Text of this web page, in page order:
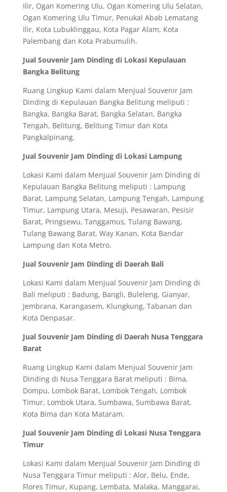
Ilir, Ogan Komering Ulu, Ogan Komering Ulu Selatan,
Ogan Komering Ulu Timur, Penukal Abab Lematang
Ilir, Kota Lubuklinggau, Kota Pagar Alam, Kota
Palembang dan Kota Prabumulih.
Jual Souvenir Jam Dinding di Lokasi Kepulauan
Bangka Belitung
Ruang Lingkup Kami dalam Menjual Souvenir Jam
Dinding di Kepulauan Bangka Belitung meliputi :
Bangka, Bangka Barat, Bangka Selatan, Bangka
Tengah, Belitung, Belitung Timur dan Kota
Pangkalpinang.
Jual Souvenir Jam Dinding di Lokasi Lampung
Lokasi Kami dalam Menjual Souvenir Jam Dinding di
Kepulauan Bangka Belitung meliputi : Lampung
Barat, Lampung Selatan, Lampung Tengah, Lampung
Timur, Lampung Utara, Mesuji, Pesawaran, Pesisir
Barat, Pringsewu, Tanggamus, Tulang Bawang,
Tulang Bawang Barat, Way Kanan, Kota Bandar
Lampung dan Kota Metro.
Jual Souvenir Jam Dinding di Daerah Bali
Lokasi Kami dalam Menjual Souvenir Jam Dinding di
Bali meliputi : Badung, Bangli, Buleleng, Gianyar,
Jembrana, Karangasem, Klungkung, Tabanan dan
Kota Denpasar.
Jual Souvenir Jam Dinding di Daerah Nusa Tenggara
Barat
Ruang Lingkup Kami dalam Menjual Souvenir Jam
Dinding di Nusa Tenggara Barat meliputi : Bima,
Dompu, Lombok Barat, Lombok Tengah, Lombok
Timur, Lombok Utara, Sumbawa, Sumbawa Barat,
Kota Bima dan Kota Mataram.
Jual Souvenir Jam Dinding di Lokasi Nusa Tenggara
Timur
Lokasi Kami dalam Menjual Souvenir Jam Dinding di
Nusa Tenggara Timur meliputi : Alor, Belu, Ende,
Flores Timur, Kupang, Lembata, Malaka, Manggarai,